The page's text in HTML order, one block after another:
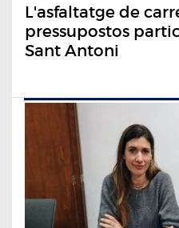
L'asfaltatge de
pressupostos
Sant Antoni